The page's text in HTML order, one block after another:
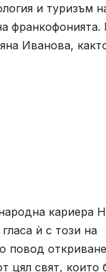
и туризъм
франкофонията.
Иванова,
кариера
ѝ с този на
повод
цял свят, които